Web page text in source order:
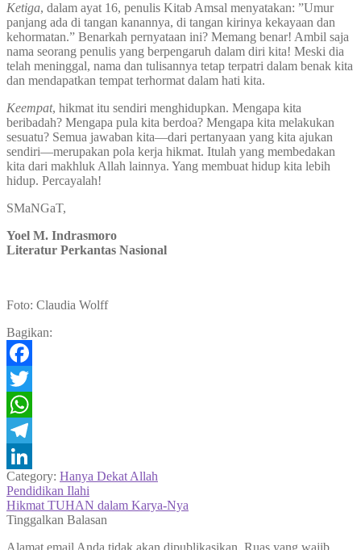
Ketiga, dalam ayat 16, penulis Kitab Amsal menyatakan: ”Umur
panjang ada di tangan kanannya, di tangan kirinya kekayaan dan
kehormatan.” Benarkah pernyataan ini? Memang benar! Ambil saja
nama seorang penulis yang berpengaruh dalam diri kita! Meski dia
telah meninggal, nama dan tulisannya tetap terpatri dalam benak kita
dan mendapatkan tempat terhormat dalam hati kita.
Keempat, hikmat itu sendiri menghidupkan. Mengapa kita
beribadah? Mengapa pula kita berdoa? Mengapa kita melakukan
sesuatu? Semua jawaban kita—dari pertanyaan yang kita ajukan
sendiri—merupakan pola kerja hikmat. Itulah yang membedakan
kita dari makhluk Allah lainnya. Yang membuat hidup kita lebih
hidup. Percayalah!
SMaNGaT,
Yoel M. Indrasmoro
Literatur Perkantas Nasional
Foto: Claudia Wolff
Bagikan:
Facebook
Twitter
WhatsApp
Telegram
LinkedIn
Category: Hanya Dekat Allah
Navigasi
pos
Previous
post:
Pendidikan Ilahi
Next
post:
Hikmat TUHAN dalam Karya-Nya
Tinggalkan Balasan
Alamat email Anda tidak akan dipublikasikan. Ruas yang wajib